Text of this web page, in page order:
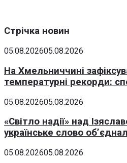
Стрічка новин
05.08.202605.08.2026
На Хмельниччині
температурні рекорди:
05.08.202605.08.2026
«Світло надії» над
українське слово
05.08.202605.08.2026